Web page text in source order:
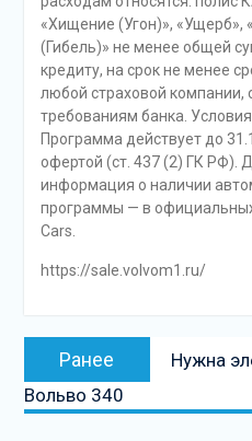
«Хищение (Угон)», «Ущерб»,
(Гибель)» не менее общей
кредиту, на срок не менее
любой страховой компании,
требованиям банка.
Программа действует до
офертой (ст. 437 (2) ГК РФ).
информация о наличии
программы — в
Cars.
https://sale.volvom1.ru/
Навигация
записям
Ранее
запись:
Нужна
Вольво 340